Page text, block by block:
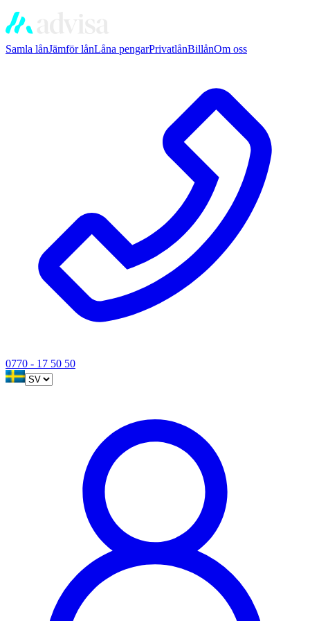
Samla lånJämför lånLåna pengarPrivatlånBillånOm oss
0770 - 17 50 50